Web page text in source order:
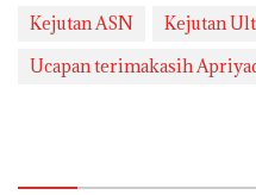
Kejutan ASN Kejutan
Ucapan terimakasih